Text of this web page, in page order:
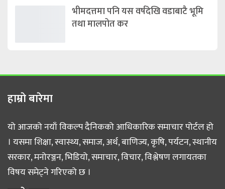
भीमदत्तमा पनि यस वर्षदेखि वडाबाटै भूमि
तथा मालपोत कर
हाम्राे बारेमा
यो आजको नयाँ विकल्प दैनिकको आधिकारिक समाचार पोर्टल हो
। यसमा शिक्षा, स्वास्थ्य, समाज, अर्थ, बाणिज्य, कृषि, पर्यटन, स्थानीय
सरकार, मनोरञ्जन, भिडियो, समाचार, विचार, विश्लेषण लगायतका
विषय समेट्ने गरिएको छ ।